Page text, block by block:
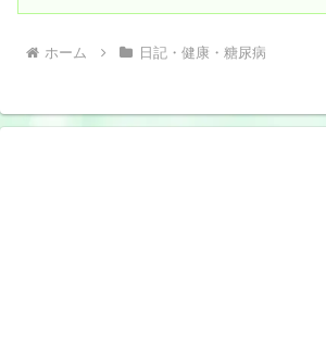
ホーム 日記・健康・糖尿病